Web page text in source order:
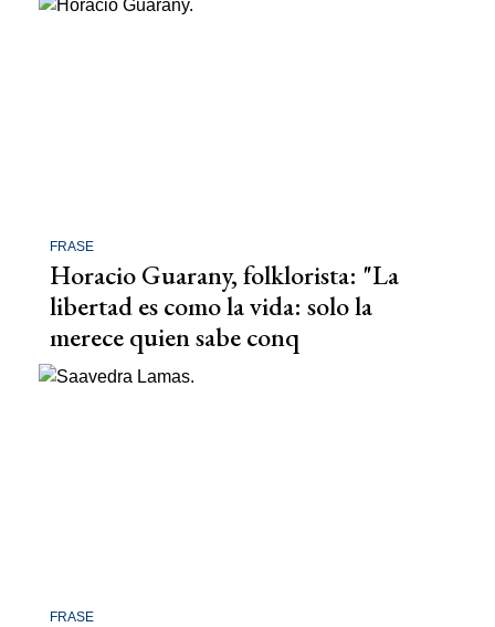
FRASE
Horacio Guarany, folklorista: "La
libertad es como la vida: solo la
merece quien sabe conq
FRASE